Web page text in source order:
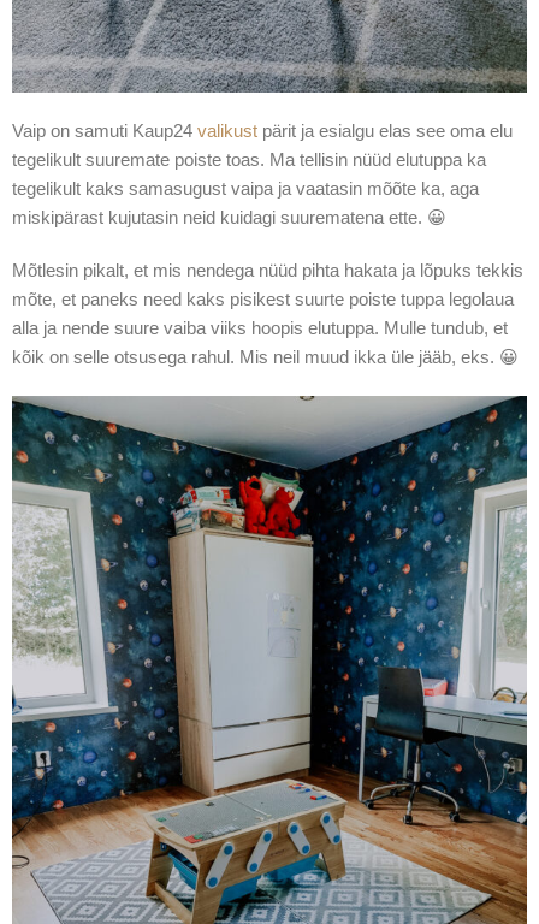
Vaip on samuti Kaup24 valikustpärit ja esialgu elas see oma elu
tegelikult suuremate poiste toas. Ma tellisin nüüd elutuppa ka
tegelikult kaks samasugust vaipa ja vaatasin mõõte ka, aga
miskipärast kujutasin neid kuidagi suurematena ette. 😀
Mõtlesin pikalt, et mis nendega nüüd pihta hakata ja lõpuks tekkis
mõte, et paneks need kaks pisikest suurte poiste tuppa legolaua
alla ja nende suure vaiba viiks hoopis elutuppa. Mulle tundub, et
kõik on selle otsusega rahul. Mis neil muud ikka üle jääb, eks. 😀